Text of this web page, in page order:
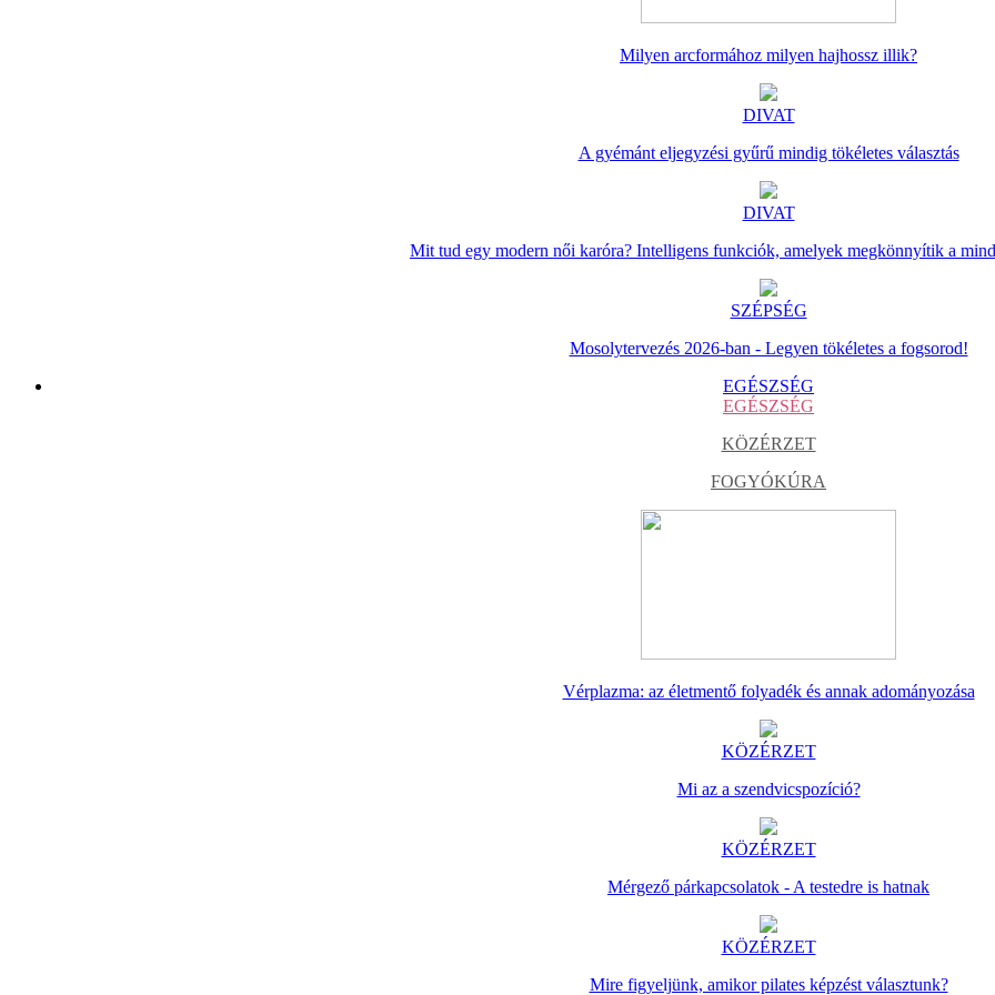
Milyen arcformához milyen hajhossz illik?
DIVAT
A gyémánt eljegyzési gyűrű mindig tökéletes választás
DIVAT
Mit tud egy modern női karóra? Intelligens funkciók, amelyek megkönnyítik a
SZÉPSÉG
Mosolytervezés 2026-ban - Legyen tökéletes a fogsorod!
EGÉSZSÉG
EGÉSZSÉG
KÖZÉRZET
FOGYÓKÚRA
Vérplazma: az életmentő folyadék és annak adományozása
KÖZÉRZET
Mi az a szendvicspozíció?
KÖZÉRZET
Mérgező párkapcsolatok - A testedre is hatnak
KÖZÉRZET
Mire figyeljünk, amikor pilates képzést választunk?